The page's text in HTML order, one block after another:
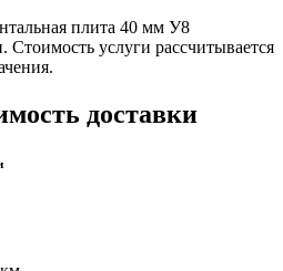
плита 40 мм У8
Стоимость услуги рассчитывается
доставки